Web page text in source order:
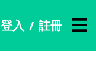
登入 / 註冊